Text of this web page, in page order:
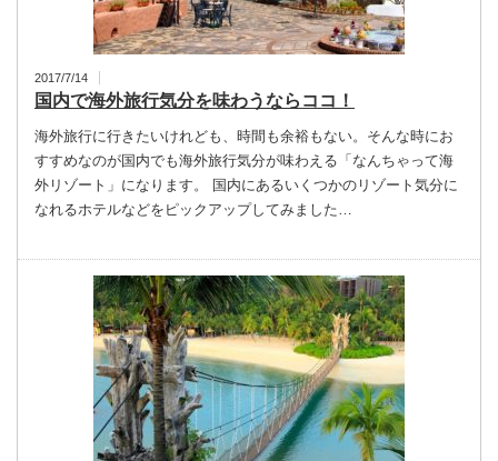
2017/7/14
国内で海外旅行気分を味わうならココ！
海外旅行に行きたいけれども、時間も余裕もない。そんな時にお
すすめなのが国内でも海外旅行気分が味わえる「なんちゃって海
外リゾート」になります。 国内にあるいくつかのリゾート気分に
なれるホテルなどをピックアップしてみました…